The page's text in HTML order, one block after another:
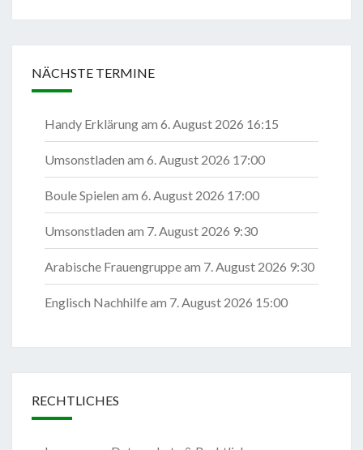
NÄCHSTE TERMINE
Handy Erklärungam 6. August 2026 16:15
Umsonstladen am 6. August 2026 17:00
Boule Spielen am 6. August 2026 17:00
Umsonstladen am 7. August 2026 9:30
Arabische Frauengruppeam 7. August 2026 9:30
Englisch Nachhilfeam 7. August 2026 15:00
RECHTLICHES